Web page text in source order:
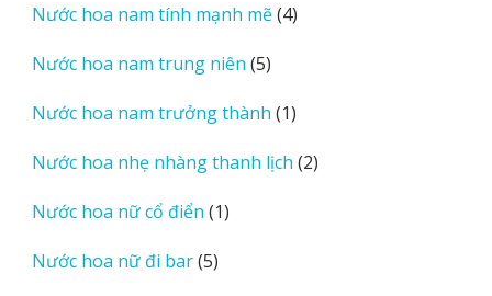
phẩm
Nước hoa nam tính mạnh mẽ 44
Nước hoa nam trung niên 55
phẩm
Nước hoa nam trưởng thành 11
phẩm
Nước hoa nhẹ nhàng thanh lịch 22
Nước hoa nữ cổ điển 11
Nước hoa nữ đi bar 55